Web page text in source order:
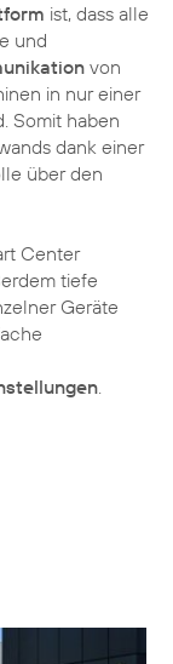
ist, dass alle
und
von
in nur einer
Somit haben
dank einer
über den
Center
tiefe
Geräte
.